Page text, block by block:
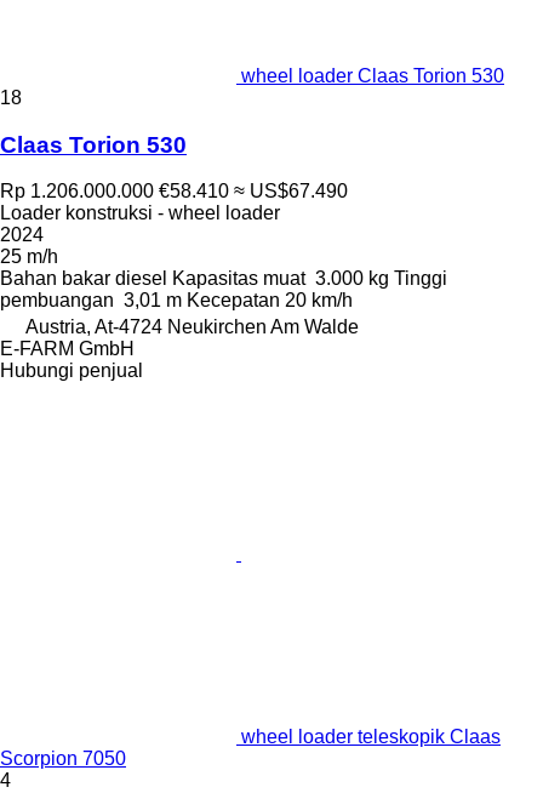
wheel loader Claas Torion 530
18
Claas Torion 530
Rp 1.206.000.000 €58.410 ≈ US$67.490
Loader konstruksi - wheel loader
2024
25 m/h
Bahan bakar diesel Kapasitas muat 3.000 kg Tinggi
pembuangan 3,01 m Kecepatan 20 km/h
Austria, At-4724 Neukirchen Am Walde
E-FARM GmbH
Hubungi penjual
wheel loader teleskopik Claas
Scorpion 7050
4